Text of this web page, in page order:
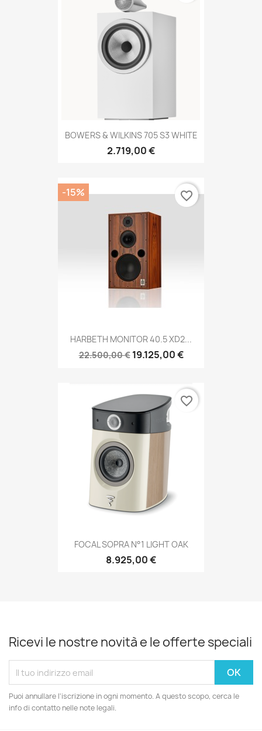
BOWERS & WILKINS 705 S3 WHITE
2.719,00 €
HARBETH MONITOR 40.5 XD2...
22.500,00 € 19.125,00 €
-15% favorite_border
FOCAL SOPRA N°1 LIGHT OAK
8.925,00 €
favorite_border
Ricevi le nostre novità e le offerte speciali
Puoi annullare l'iscrizione in ogni momento. A questo scopo, cerca le
info di contatto nelle note legali.